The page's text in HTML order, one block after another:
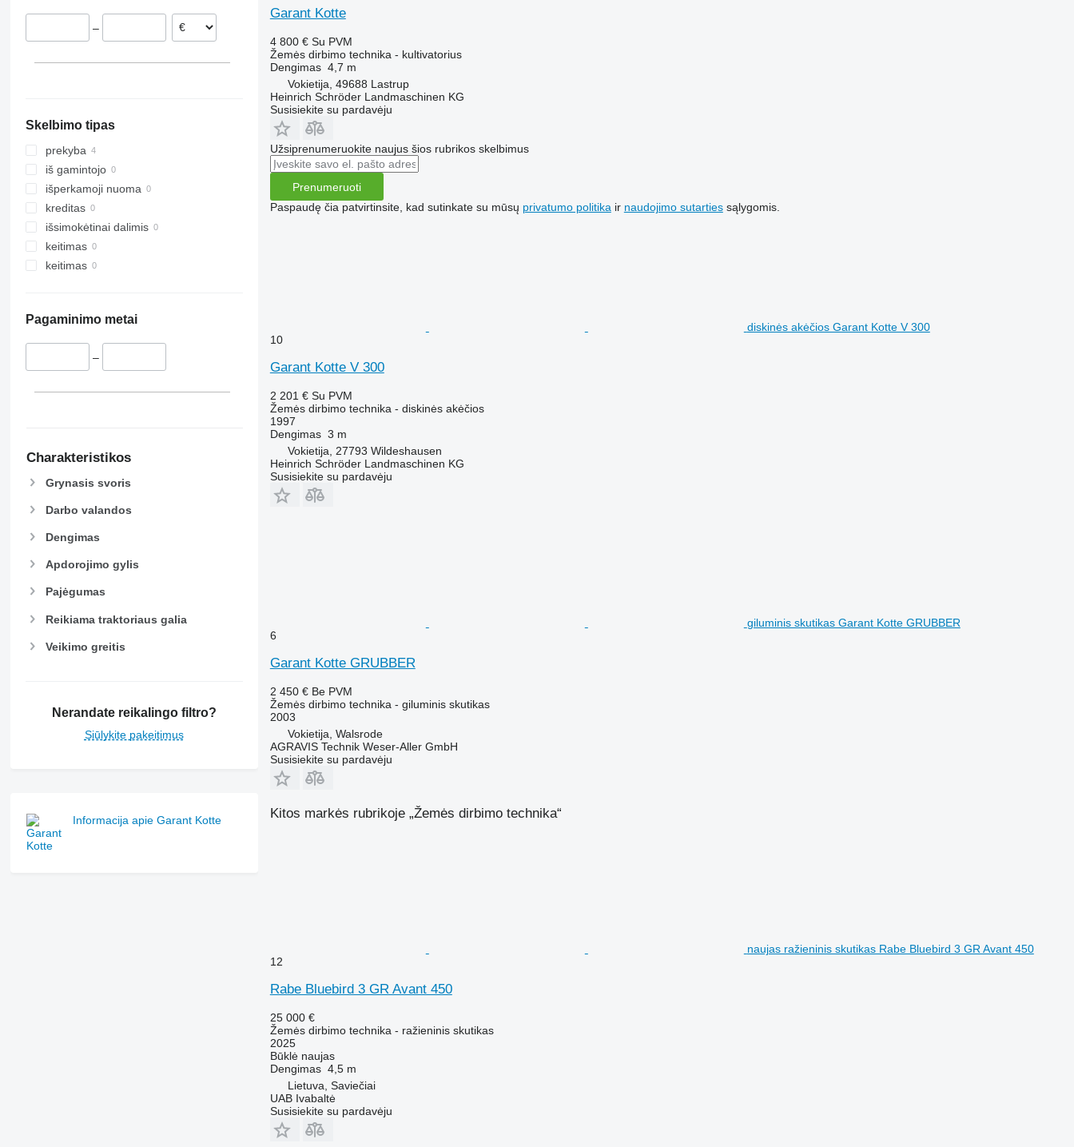
TLD
Rubin
Smaragd
VarioPack
Zirkon
W-series
–
Skelbimo tipas
prekyba
iš gamintojo
išperkamoji nuoma
kreditas
išsimokėtinai dalimis
keitimas
keitimas
Pagaminimo metai
–
Charakteristikos
Grynasis svoris
Darbo valandos
Dengimas
Apdorojimo gylis
Pajėgumas
Reikiama traktoriaus galia
Veikimo greitis
Nerandate reikalingo filtro?
Siūlykite pakeitimus
Informacija apie Garant Kotte
Garant Kotte
4 800 € Su PVM
Žemės dirbimo technika - kultivatorius
Dengimas 4,7 m
Vokietija, 49688 Lastrup
Heinrich Schröder Landmaschinen KG
Susisiekite su pardavėju
Užsiprenumeruokite naujus šios rubrikos skelbimus
Prenumeruoti
Paspaudę čia patvirtinsite, kad sutinkate su mūsų privatumo politika ir naudojimo sutartiessąlygomis.
diskinės akėčios Garant Kotte V 300
10
Garant Kotte V 300
2 201 € Su PVM
Žemės dirbimo technika - diskinės akėčios
1997
Dengimas 3 m
Vokietija, 27793 Wildeshausen
Heinrich Schröder Landmaschinen KG
Susisiekite su pardavėju
giluminis skutikas Garant Kotte GRUBBER
6
Garant Kotte GRUBBER
2 450 € Be PVM
Žemės dirbimo technika - giluminis skutikas
2003
Vokietija, Walsrode
AGRAVIS Technik Weser-Aller GmbH
Susisiekite su pardavėju
Kitos markės rubrikoje „Žemės dirbimo technika“
naujas ražieninis skutikas Rabe Bluebird 3 GR Avant 450
12
Rabe Bluebird 3 GR Avant 450
25 000 €
Žemės dirbimo technika - ražieninis skutikas
2025
Būklėnaujas
Dengimas 4,5 m
Lietuva, Saviečiai
UAB Ivabaltė
Susisiekite su pardavėju